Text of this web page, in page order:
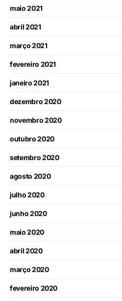
maio 2021
abril 2021
março 2021
fevereiro 2021
janeiro 2021
dezembro 2020
novembro 2020
outubro 2020
setembro 2020
agosto 2020
julho 2020
junho 2020
maio 2020
abril 2020
março 2020
fevereiro 2020